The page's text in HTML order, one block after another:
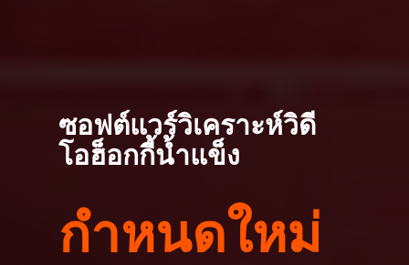
ซอฟต์แวร์วิเคราะห์วิดี
โอฮ็อกกี้น้ำแข็ง
กำหนดใหม่